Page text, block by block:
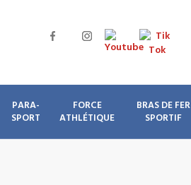
PARA-
SPORT
FORCE
ATHLÉTIQUE
BRAS DE FER
SPORTIF